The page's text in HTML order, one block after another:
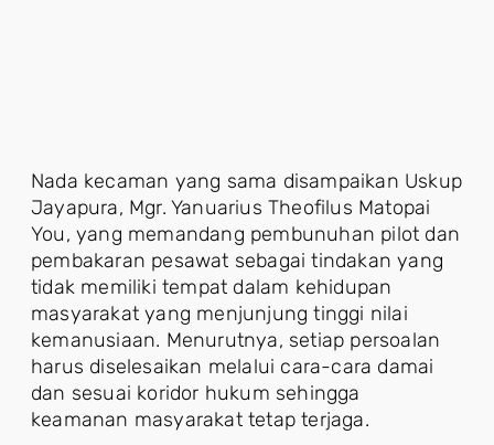
Nada kecaman yang sama disampaikan Uskup
Jayapura, Mgr. Yanuarius Theofilus Matopai
You, yang memandang pembunuhan pilot dan
pembakaran pesawat sebagai tindakan yang
tidak memiliki tempat dalam kehidupan
masyarakat yang menjunjung tinggi nilai
kemanusiaan. Menurutnya, setiap persoalan
harus diselesaikan melalui cara-cara damai
dan sesuai koridor hukum sehingga
keamanan masyarakat tetap terjaga.